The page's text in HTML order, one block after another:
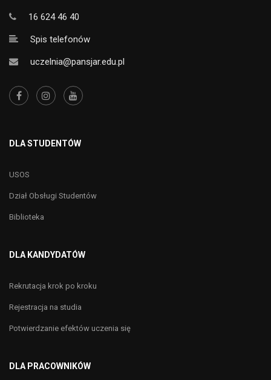
16 624 46 40
Spis telefonów
uczelnia@pansjar.edu.pl
DLA STUDENTÓW
USOS
Dział Obsługi Studentów
Biblioteka
DLA KANDYDATÓW
Rekrutacja krok po kroku
Rejestracja na studia
Potwierdzanie efektów uczenia się
DLA PRACOWNIKÓW